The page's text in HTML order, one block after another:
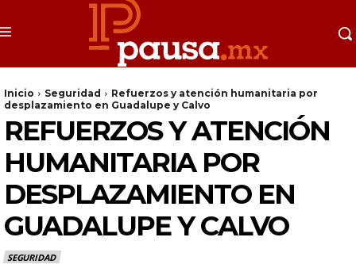
Inicio Seguridad
Refuerzos y atención humanitaria por
desplazamiento en Guadalupe y Calvo
REFUERZOS Y ATENCIÓN
HUMANITARIA POR
DESPLAZAMIENTO EN
GUADALUPE Y CALVO
SEGURIDAD